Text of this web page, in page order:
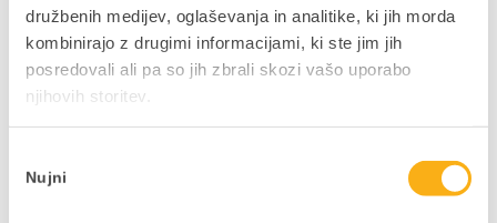
družbenih medijev, oglaševanja in analitike, ki jih morda
kombinirajo z drugimi informacijami, ki ste jim jih
posredovali ali pa so jih zbrali skozi vašo uporabo
njihovih storitev.
soglasja
Nujni
V kolikor se zanimate za naše rešitve, ki
preverjeno delujejo, vas vabimo, da nas pokličete
Delo od doma ob podpori programa PANTHEON in
rešitvah ePoslovanja
smo preizkusili na lastni